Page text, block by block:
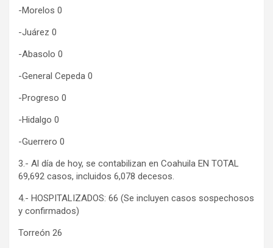
-Morelos 0
-Juárez 0
-Abasolo 0
-General Cepeda 0
-Progreso 0
-Hidalgo 0
-Guerrero 0
3.- Al día de hoy, se contabilizan en Coahuila EN TOTAL
69,692 casos, incluidos 6,078 decesos.
4.- HOSPITALIZADOS: 66 (Se incluyen casos sospechosos
y confirmados)
Torreón 26